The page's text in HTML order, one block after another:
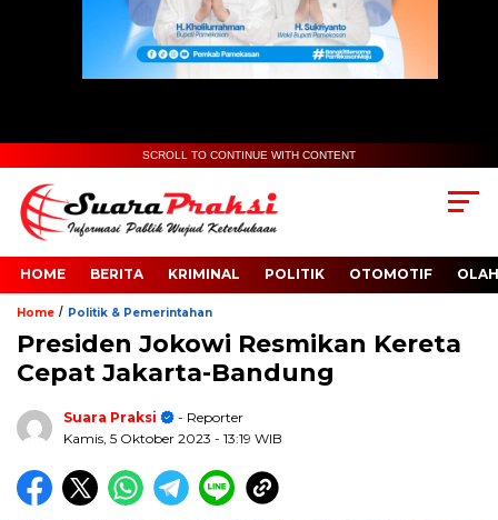
SCROLL TO CONTINUE WITH CONTENT
HOME BERITA KRIMINAL POLITIK OTOMOTIF
Home / Politik & Pemerintahan
Presiden Jokowi Resmikan Kereta
Cepat Jakarta-Bandung
Suara Praksi
- Reporter
Kamis, 5 Oktober 2023 - 13:19 WIB